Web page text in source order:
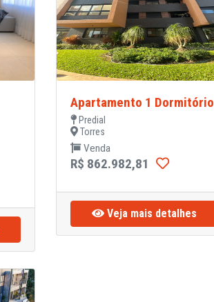
Apartamento 1 Dormitório
Predial
Torres
Venda
R$ 862.982,81
Veja mais detalhes